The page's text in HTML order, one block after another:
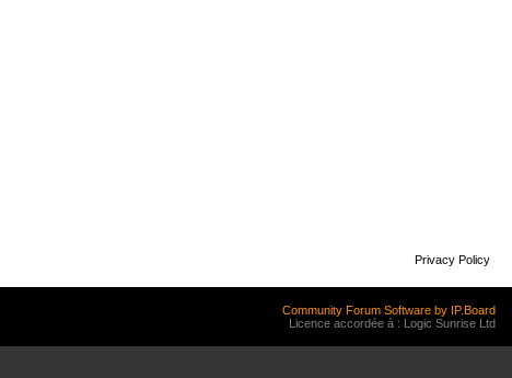
Privacy Policy
Community Forum Software by IP.Board
Licence accordée à : Logic Sunrise Ltd